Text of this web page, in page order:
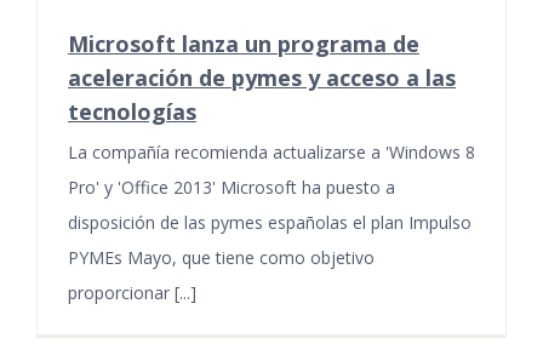
Microsoft lanza un programa de
aceleración de pymes y acceso a las
tecnologías
La compañía recomienda actualizarse a 'Windows 8
Pro' y 'Office 2013' Microsoft ha puesto a
disposición de las pymes españolas el plan Impulso
PYMEs Mayo, que tiene como objetivo
proporcionar [...]